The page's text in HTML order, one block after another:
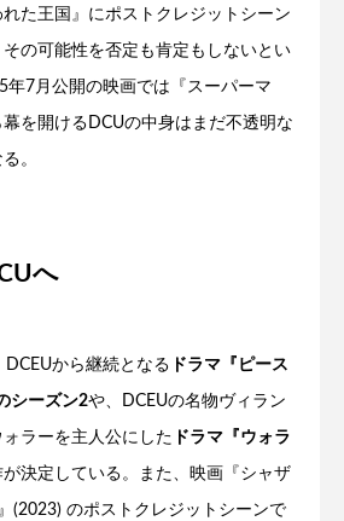
れた王国』にポストクレジットシーン
の可能性を否定も肯定もしないとい
年7月公開の映画では『スーパーマ
を開けるDCUの中身はまだ不透明な
。
へ
から継続となる ドラマ『ピース
シーズン2や、DCEUの名物ヴィラン
ラーを主人公にした ドラマ『ウォラ
が決定している。また、映画『シャザ
(2023) のポストクレジットシーンで